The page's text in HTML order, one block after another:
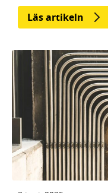
Läs artikeln